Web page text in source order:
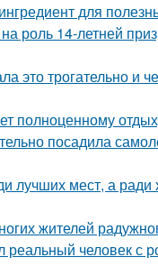
для
роль 14-летней
это трогательно и
полноценному
посадила
лучших мест, а ради
жителей
человек с